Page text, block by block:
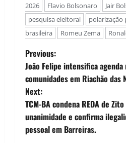
2026
Flavio Bolsonaro Jair
pesquisa eleitoral
polarização
brasileira
Romeu Zema
P
o
s
t
Previous:
João Felipe intensifica
comunidades em Riachão das
Next:
TCM-BA condena REDA de
unanimidade e confirma
pessoal em Barreiras.